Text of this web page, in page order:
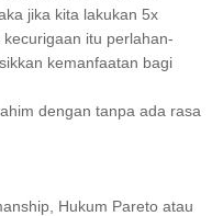
jika kita lakukan 5x
itu perlahan-
kemanfaatan bagi
dengan tanpa ada rasa
Hukum Pareto atau